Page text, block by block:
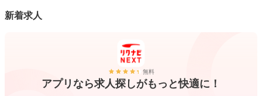
新着求人
無料
アプリなら求人探しがもっと快適に！